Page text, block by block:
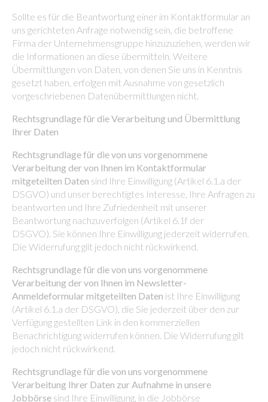
Sollte es für die Beantwortung einer im Kontaktformular an
uns gerichteten Anfrage notwendig sein, die betroffene
Firma der Unternehmensgruppe hinzuzuziehen, werden wir
die Informationen an diese übermitteln. Weitere
Übermittlungen von Daten, von denen Sie uns in Kenntnis
gesetzt haben, erfolgen mit Ausnahme von gesetzlich
vorgeschriebenen Datenübermittlungen nicht.
Rechtsgrundlage für die Verarbeitung und Übermittlung
Ihrer Daten
Rechtsgrundlage für die von uns vorgenommene
Verarbeitung der von Ihnen im Kontaktformular
mitgeteilten Daten sind Ihre Einwilligung (Artikel 6.1.a der
DSGVO) und unser berechtigtes Interesse, Ihre Anfragen zu
beantworten und Ihre Zufriedenheit mit unserer
Beantwortung nachzuverfolgen (Artikel 6.1f der
DSGVO). Sie können Ihre Einwilligung jederzeit widerrufen.
Die Widerrufung gilt jedoch nicht rückwirkend.
Rechtsgrundlage für die von uns vorgenommene
Verarbeitung der von Ihnen im Newsletter-
Anmeldeformular mitgeteilten Daten ist Ihre Einwilligung
(Artikel 6.1.a der DSGVO), die Sie jederzeit über den zur
Verfügung gestellten Link in den kommerziellen
Benachrichtigung widerrufen können. Die Widerrufung gilt
jedoch nicht rückwirkend.
Rechtsgrundlage für die von uns vorgenommene
Verarbeitung Ihrer Daten zur Aufnahme in unsere
Jobbörse sind Ihre Einwilligung, in die Jobbörse